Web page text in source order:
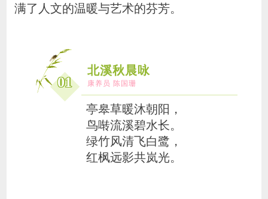
满了人文的温暖与艺术的芬芳。
01
北溪秋晨咏
康养员 陈国珊
亭皋草暖沐朝阳，
鸟啭流溪碧水长。
绿竹风清飞白鹭，
红枫远影共岚光。